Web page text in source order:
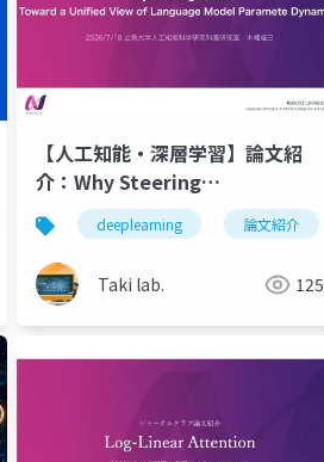
プログラミングサークル
【人工知能・深層学習】論文紹
介：Why Steering
Works:Toward a Unified View
of Language Model Parameter
Dynamics
deeplearning 論文紹介
Taki lab. 125